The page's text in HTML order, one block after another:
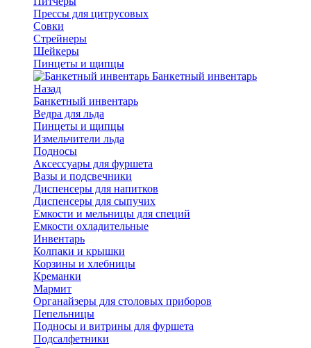
Прессы для цитрусовых
Совки
Стрейнеры
Шейкеры
Пинцеты и щипцы
Банкетный инвентарь
Назад
Банкетный инвентарь
Ведра для льда
Пинцеты и щипцы
Измельчители льда
Подносы
Аксессуары для фуршета
Вазы и подсвечники
Диспенсеры для напитков
Диспенсеры для сыпучих
Емкости и мельницы для специй
Емкости охладительные
Инвентарь
Колпаки и крышки
Корзины и хлебницы
Креманки
Мармит
Органайзеры для столовых приборов
Пепельницы
Подносы и витрины для фуршета
Подсалфетники